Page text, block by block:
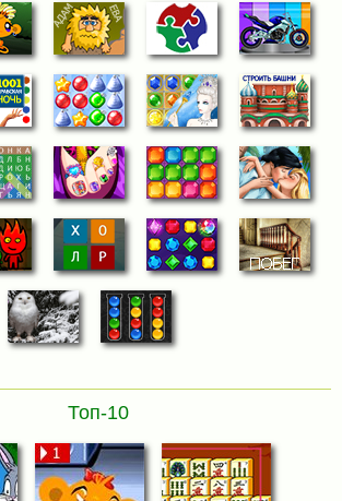
Топ-10